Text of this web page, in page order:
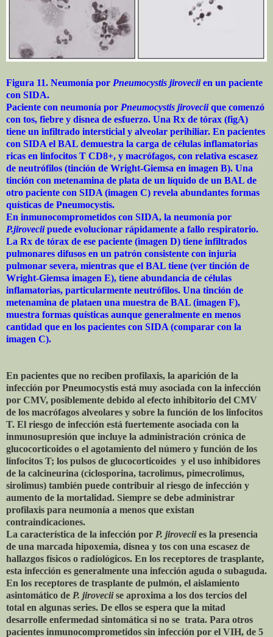
Figura 11. Neumonía por Pneumocystis jiroveciien un paciente
con SIDA.
Paciente con neumonía por Pneumocystis jiroveciique comenzó
con tos, fiebre y disnea de esfuerzo. Una Rx de tórax (figA)
tiene un infiltrado intersticial y alveolar perihiliar. En pacientes
con SIDA el BAL demuestra la carga de células inflamatorias
ricas en linfocitos T CD8+, y macrófagos, con relativa escasez
de neutrófilos (tinción de Wright-Giemsa en imagen B). Una
tinción con metenamina de plata de un líquido de un BAL de
otro paciente con SIDA (imagen C) revela abundantes formas
quísticas de Pneumocystis.
En inmunocomprometidos con SIDA, la neumonía por
P.jiroveciipuede evolucionar rápidamente a fallo respiratorio.
La Rx de tórax de ese paciente (imagen D) tiene infiltrados
pulmonares difusos en un patrón consistente con injuria
pulmonar severa, mientras que el BAL tiene (ver tinción de
Wright-Giemsa imagen E), tiene abundancia de células
inflamatorias, particularmente neutrófilos. Una tinción de
metenamina de plataen una muestra de BAL (imagen F),
muestra formas quísticas aunque generalmente en menos
cantidad que en los pacientes con SIDA (comparar con la
imagen C).
En pacientes que no reciben profilaxis, la aparición de la
infección por Pneumocystis está muy asociada con la infección
por CMV, posiblemente debido al efecto inhibitorio del CMV
de los macrófagos alveolares y sobre la función de los linfocitos
T. El riesgo de infección está fuertemente asociada con la
inmunosupresión que incluye la administración crónica de
glucocorticoides o el agotamiento del número y función de los
linfocitos T; los pulsos de glucocorticoides y el uso inhibidores
de la calcineurina (ciclosporina, tacrolimus, pimecrolimus,
sirolimus) también puede contribuir al riesgo de infección y
aumento de la mortalidad. Siempre se debe administrar
profilaxis para neumonía a menos que existan
contraindicaciones.
La característica de la infección por P. jiroveciies la presencia
de una marcada hipoxemia, disnea y tos con una escasez de
hallazgos físicos o radiológicos. En los receptores de trasplante,
esta infección es generalmente una infección aguda o subaguda.
En los receptores de trasplante de pulmón, el aislamiento
asintomático de P. jiroveciise aproxima a los dos tercios del
total en algunas series. De ellos se espera que la mitad
desarrolle enfermedad sintomática si no se trata. Para otros
pacientes inmunocomprometidos sin infección por el VIH, de 5